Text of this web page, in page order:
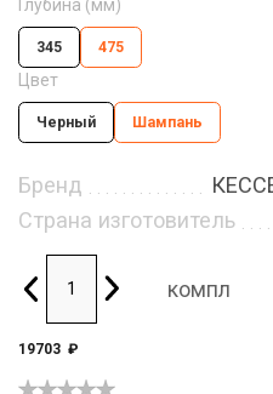
Глубина (мм)
345 475
Цвет
Черный Шампань
Бренд
Страна изготовитель
компл
19703 ₽